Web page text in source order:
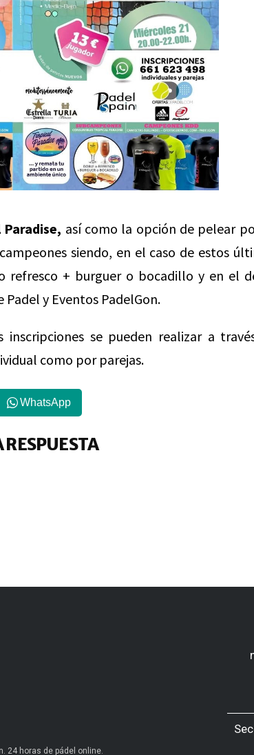
así como la opción de pelear
siendo, en el caso de estos
refresco + burguer o bocadillo y en el
y Eventos PadelGon.
se pueden realizar a
como por parejas.
WhatsApp
RESPUESTA
24 horas de pádel online.